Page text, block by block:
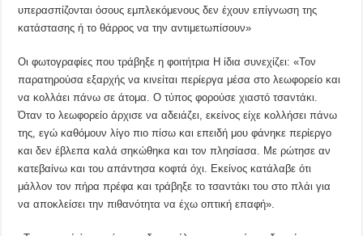
υπερασπίζονται όσους εμπλεκόμενους δεν έχουν επίγνωση της
κατάστασης ή το θάρρος να την αντιμετωπίσουν»
Οι φωτογραφίες που τράβηξε η φοιτήτρια Η ίδια συνεχίζει: «Τον
παρατηρούσα εξαρχής να κινείται περίεργα μέσα στο λεωφορείο και
να κολλάει πάνω σε άτομα. Ο τύπος φορούσε χιαστό τσαντάκι.
Όταν το λεωφορείο άρχισε να αδειάζει, εκείνος είχε κολλήσει πάνω
της, εγώ καθόμουν λίγο πιο πίσω και επειδή μου φάνηκε περίεργο
και δεν έβλεπα καλά σηκώθηκα και τον πλησίασα. Με ρώτησε αν
κατεβαίνω και του απάντησα κοφτά όχι. Εκείνος κατάλαβε ότι
μάλλον τον πήρα πρέφα και τράβηξε το τσαντάκι του στο πλάι για
να αποκλείσει την πιθανότητα να έχω οπτική επαφή».